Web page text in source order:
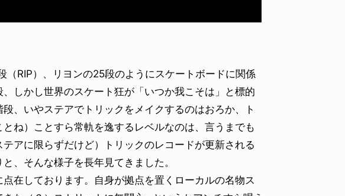
RIP）、リヨンの25段のようにスケートボードに関係
しかし世界のスケート狂が「いつか我こそは」と標的
、いやステアでトリックをメイクするのはおろか、ト
ね）ことすら常軌を逸するレベルなのは、言うまでも
アに限らずだけど）トリックのレコードが更新される
、そんな様子を長年見てきました。
在しております。自身が拠点を置くローカルの名物ス